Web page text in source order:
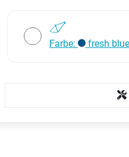
Farbe: fresh blue